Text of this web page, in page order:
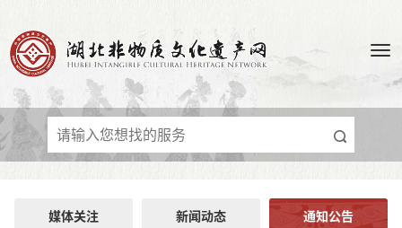
媒体关注 新闻动态 通知公告